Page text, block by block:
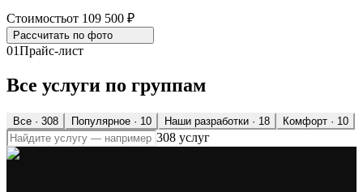
Стоимостьот 109 500 ₽
Рассчитать по фото
01Прайс-лист
Все услуги по группам
Все · 308 Популярное · 10 Наши разработки · 18 Комфорт · 10
308 услуг